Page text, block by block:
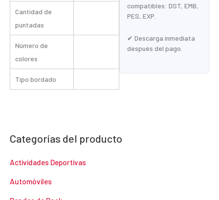
Cantidad de
puntadas
Número de
colores
Tipo bordado
compatibles: DST, EMB,
PES, EXP.
✔ Descarga inmediata
después del pago.
Categorías del producto
Actividades Deportivas
Automóviles